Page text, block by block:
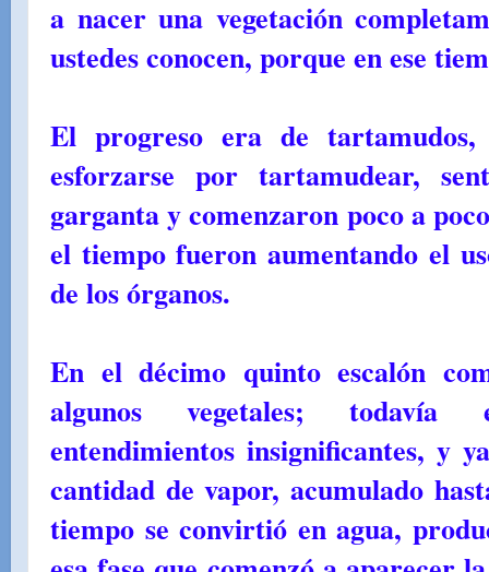
a nacer una vegetación
ustedes conocen, porque en ese
El progreso era de
esforzarse por tartamudear,
garganta y comenzaron poco a
el tiempo fueron aumentando el
de los órganos.
En el décimo quinto escalón
algunos vegetales;
entendimientos insignificantes, y
cantidad de vapor, acumulado
tiempo se convirtió en agua,